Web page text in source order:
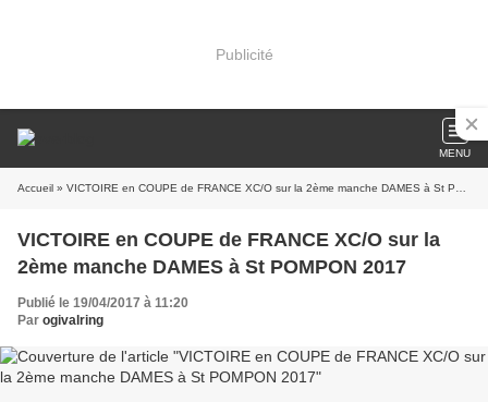
Publicité
MENU
Accueil » VICTOIRE en COUPE de FRANCE XC/O sur la 2ème manche DAMES à St POMPON 2017
VICTOIRE en COUPE de FRANCE XC/O sur la
2ème manche DAMES à St POMPON 2017
Publié le 19/04/2017 à 11:20
Par ogivalring